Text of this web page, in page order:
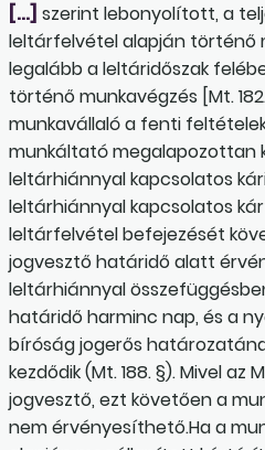
[…] szerint lebonyolított, a
leltárfelvétel alapján történő
legalább a leltáridőszak
történő munkavégzés [Mt.
munkavállaló a fenti
munkáltató megalapozottan
leltárhiánnyal kapcsolatos
leltárhiánnyal kapcsolatos
leltárfelvétel befejezését
jogvesztő határidő alatt
leltárhiánnyal
határidő harminc nap, és a
bíróság jogerős
kezdődik (Mt. 188. §). Mivel
jogvesztő, ezt követően a
nem érvényesíthető.Ha a